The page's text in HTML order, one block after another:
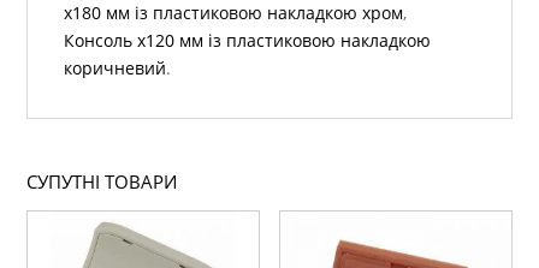
х180 мм із пластиковою накладкою хром,
Консоль х120 мм із пластиковою накладкою
коричневий.
СУПУТНІ ТОВАРИ